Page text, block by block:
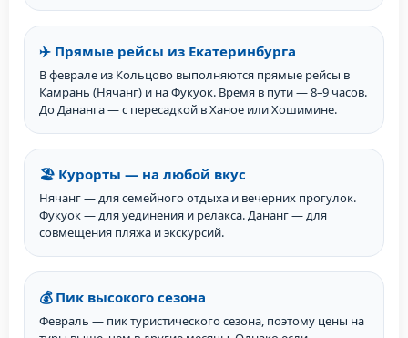
✈️ Прямые рейсы из Екатеринбурга
В феврале из Кольцово выполняются прямые рейсы в
Камрань (Нячанг) и на Фукуок. Время в пути — 8–9 часов.
До Дананга — с пересадкой в Ханое или Хошимине.
🏖️ Курорты — на любой вкус
Нячанг — для семейного отдыха и вечерних прогулок.
Фукуок — для уединения и релакса. Дананг — для
совмещения пляжа и экскурсий.
💰 Пик высокого сезона
Февраль — пик туристического сезона, поэтому цены на